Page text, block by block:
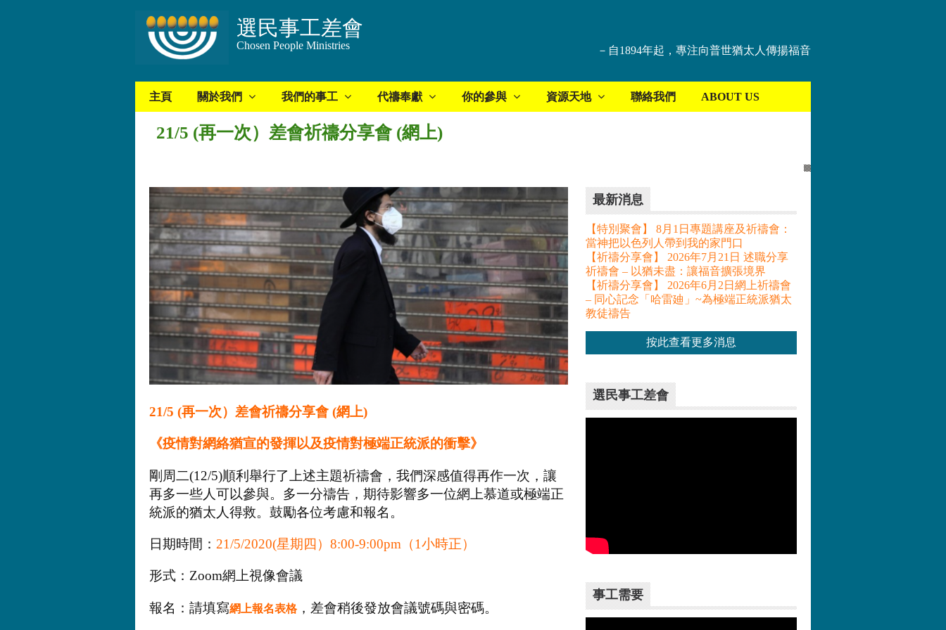
選民事工差會
Chosen People Ministries －自1894年起，專注向普世猶太人傳揚福音
主頁 關於我們 我們的事工 代禱奉獻 你的參與 資源天地 聯絡我們 ABOUT US
21/5 (再一次）差會祈禱分享會 (網上)
21/5 (再一次）差會祈禱分享會 (網上)
《疫情對網絡猶宣的發揮以及疫情對極端正統派的衝擊》
剛周二(12/5)順利舉行了上述主題祈禱會， 我們深感值得再作一次，讓
再多一些人可以參與。多一分禱告， 期待影響多一位網上慕道或極端正
統派的猶太人得救。 鼓勵各位考慮和報名。
日期時間： 21/5/2020(星期四）8:00-9:00pm（1小時正）
形式：Zoom網上視像會議
報名：請填寫網上報名表格，差會稍後發放會議號碼與密碼。
最新消息
【特別聚會】 8月1日專題講座及祈禱會：
當神把以色列人帶到我的家門口
【祈禱分享會】 2026年7月21日 述職分享
祈禱會 – 以猶未盡：讓福音擴張境界
【祈禱分享會】 2026年6月2日網上祈禱會
– 同心記念「哈雷廸」~為極端正統派猶太
教徒禱告
按此查看更多消息
選民事工差會
事工需要